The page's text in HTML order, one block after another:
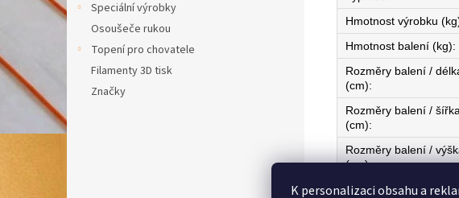
K personalizaci obsahu a
Speciální výrobky
Osoušeče rukou
Topení pro chovatele
Filamenty 3D tisk
Značky
Hmotnost výrobku
Hmotnost balení (kg):
Rozměry balení /
(cm):
Rozměry balení / šířka
(cm):
Rozměry balení /
(cm):
Země původu: